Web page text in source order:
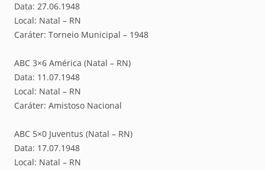
Data: 27.06.1948
Local: Natal – RN
Caráter: Torneio Municipal – 1948
ABC 3×6 América (Natal – RN)
Data: 11.07.1948
Local: Natal – RN
Caráter: Amistoso Nacional
ABC 5×0 Juventus (Natal – RN)
Data: 17.07.1948
Local: Natal – RN